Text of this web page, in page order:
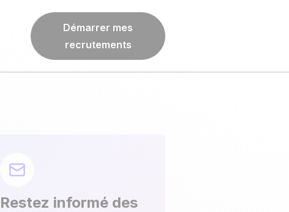
Démarrer mes
recrutements
Restez informé des